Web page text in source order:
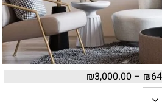
₪
–
₪3,000.00